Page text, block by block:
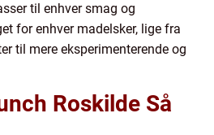
til enhver smag og
for enhver madelsker, lige fra
til mere eksperimenterende og
Roskilde Så